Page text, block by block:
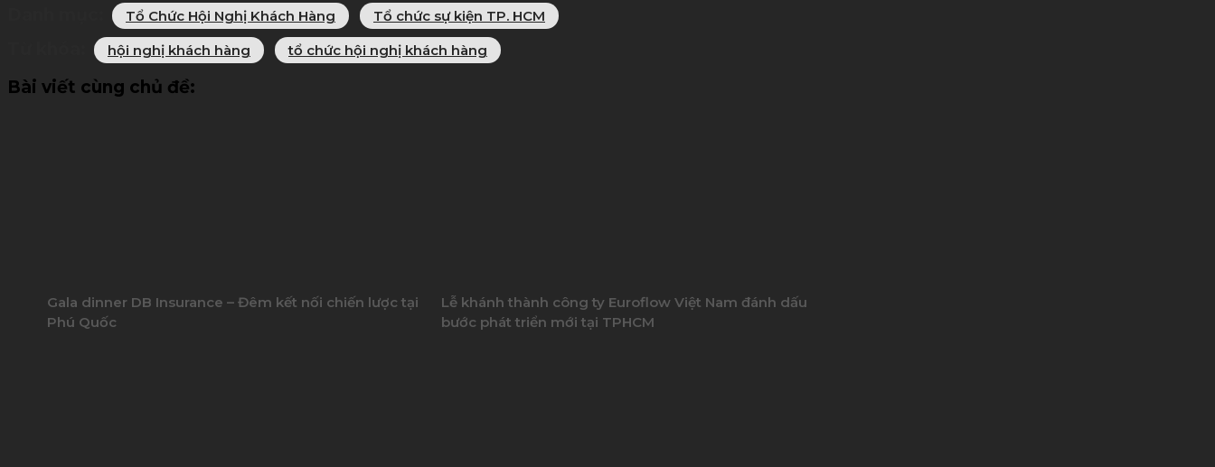
Tổ Chức Hội Nghị Khách Hàng Tổ chức sự kiện TP. HCM
hội nghị khách hàng tổ chức hội nghị khách hàng
Bài viết cùng chủ đề:
Gala dinner DB Insurance – Đêm kết nối chiến lược tại
Phú Quốc
Lễ khánh thành công ty Euroflow Việt Nam đánh dấu
bước phát triển mới tại TPHCM